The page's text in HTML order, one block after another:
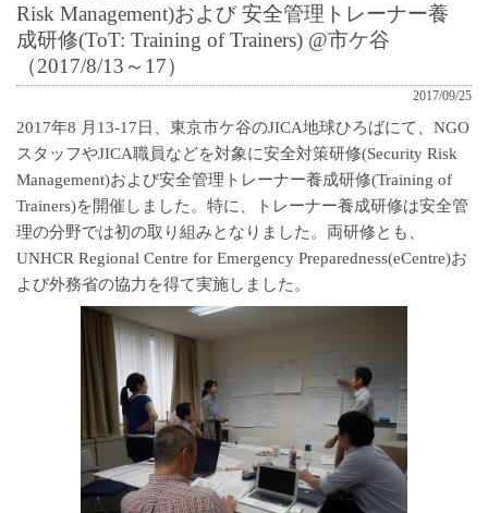
Risk Management)および 安全管理トレーナー養
成研修(ToT: Training of Trainers) @市ケ谷
（2017/8/13～17）
2017/09/25
2017年8 月13-17日、東京市ケ谷のJICA地球ひろばにて、NGO
スタッフやJICA職員などを対象に安全対策研修(Security Risk
Management)および安全管理トレーナー養成研修(Training of
Trainers)を開催しました。特に、トレーナー養成研修は安全管
理の分野では初の取り組みとなりました。両研修とも、
UNHCR Regional Centre for Emergency Preparedness(eCentre)お
よび外務省の協力を得て実施しました。